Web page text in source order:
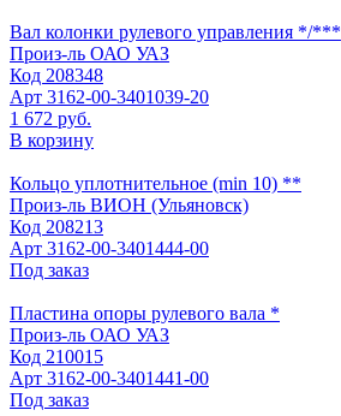
Вал колонки рулевого управления */***
Произ-ль ОАО УАЗ
Код 208348
Арт 3162-00-3401039-20
1 672 руб.
В корзину
Кольцо уплотнительное (min 10) **
Произ-ль ВИОН (Ульяновск)
Код 208213
Арт 3162-00-3401444-00
Под заказ
Пластина опоры рулевого вала *
Произ-ль ОАО УАЗ
Код 210015
Арт 3162-00-3401441-00
Под заказ